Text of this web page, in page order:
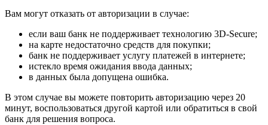
Вам могут отказать от авторизации в случае:
если ваш банк не поддерживает технологию 3D-Secure;
на карте недостаточно средств для покупки;
банк не поддерживает услугу платежей в интернете;
истекло время ожидания ввода данных;
в данных была допущена ошибка.
В этом случае вы можете повторить авторизацию через 20
минут, воспользоваться другой картой или обратиться в свой
банк для решения вопроса.